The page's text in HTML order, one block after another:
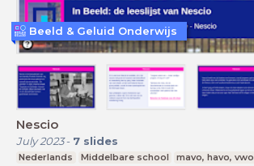
Nescio
July 2023- 7 slides
Nederlands Middelbare school mavo, havo, vwo
Beeld & Geluid Onderwijs